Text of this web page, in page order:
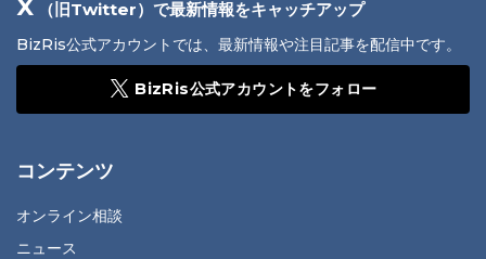
X （旧Twitter）で最新情報をキャッチアップ
BizRis公式アカウントでは、最新情報や注目記事を配信中です。
BizRis公式アカウントをフォロー
コンテンツ
オンライン相談
ニュース